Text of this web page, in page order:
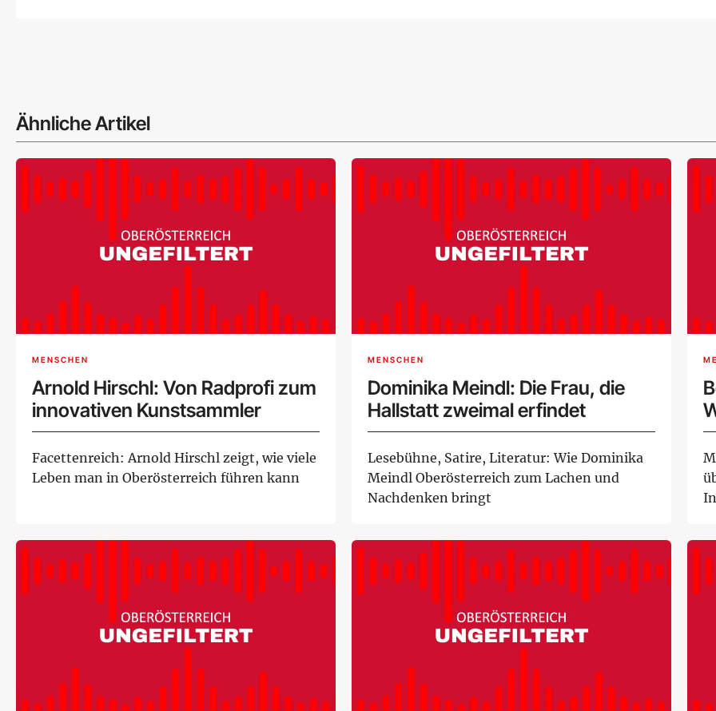
Ähnliche Artikel
MENSCHEN
Arnold Hirschl: Von Radprofi zum
innovativen Kunstsammler
Facettenreich: Arnold Hirschl zeigt, wie viele
Leben man in Oberösterreich führen kann
MENSCHEN
Dominika Meindl: Die Frau, die
Hallstatt zweimal erfindet
Lesebühne, Satire, Literatur: Wie Dominika
Meindl Oberösterreich zum Lachen und
Nachdenken bringt